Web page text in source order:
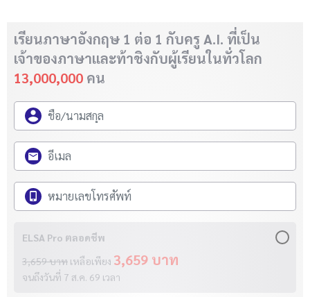
เรียนภาษาอังกฤษ 1 ต่อ 1 กับครู A.I. ที่เป็น
เจ้าของภาษาและท้าชิงกับผู้เรียนในทั่วโลก
13,000,000 คน
ELSA Pro ตลอดชีพ
3,659 บาท เหลือเพียง 3,659 บาท
จนถึงวันที่ 7 ส.ค. 69 เวลา